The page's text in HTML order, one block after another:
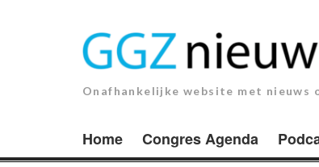
Onafhankelijke website met nieuws
Home Congres Agenda